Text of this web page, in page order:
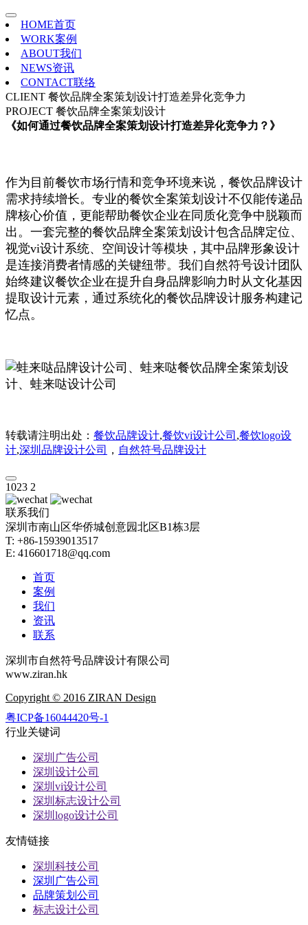
HOME首页
WORK案例
ABOUT我们
NEWS资讯
CONTACT联络
CLIENT 餐饮品牌全案策划设计打造差异化竞争力
PROJECT 餐饮品牌全案策划设计
《如何通过餐饮品牌全案策划设计打造差异化竞争力？》
作为目前餐饮市场行情和竞争环境来说，餐饮品牌设计
需求持续增长。专业的餐饮全案策划设计不仅能传递品
牌核心价值，更能帮助餐饮企业在同质化竞争中脱颖而
出。一套完整的餐饮品牌全案策划设计包含品牌定位、
视觉vi设计系统、空间设计等模块，其中品牌形象设计
是连接消费者情感的关键纽带。我们自然符号设计团队
始终建议餐饮企业在提升自身品牌影响力时从文化基因
提取设计元素，通过系统化的餐饮品牌设计服务构建记
忆点。
转载请注明出处： 餐饮品牌设计,餐饮vi设计公司 ,餐饮logo设
计,深圳品牌设计公司 ， 自然符号品牌设计
1023 2
联系我们
深圳市南山区华侨城创意园北区B1栋3层
T: +86-15939013517
E: 416601718@qq.com
首页
案例
我们
资讯
联系
深圳市自然符号品牌设计有限公司
www.ziran.hk
Copyright © 2016 ZIRAN Design
粤ICP备16044420号-1
行业关键词
深圳广告公司
深圳设计公司
深圳vi设计公司
深圳标志设计公司
深圳logo设计公司
友情链接
深圳科技公司
深圳广告公司
品牌策划公司
标志设计公司